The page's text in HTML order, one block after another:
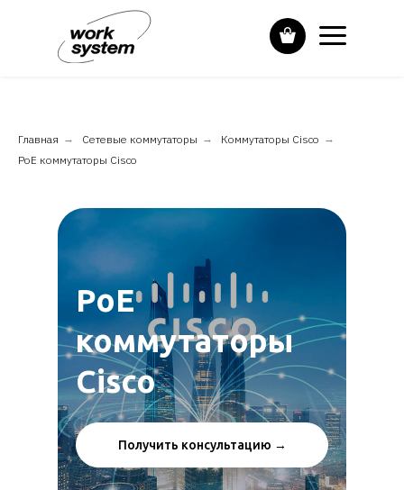
Главная → Сетевые коммутаторы → Коммутаторы Cisco →
PoE коммутаторы Cisco
PoE
коммутаторы
Cisco
Получить консультацию →